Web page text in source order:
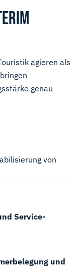
agieren als
genau
von
Service-
und